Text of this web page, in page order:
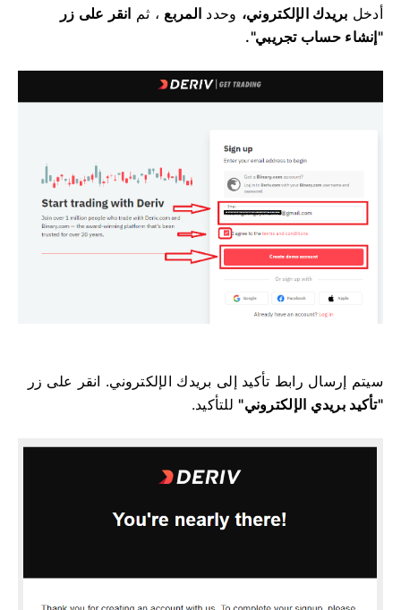
أدخل بريدك الإلكتروني، وحدد المربع ، ثم انقر على زر
"إنشاء حساب تجريبي".
سيتم إرسال رابط تأكيد إلى بريدك الإلكتروني. انقر على زر
"تأكيد بريدي الإلكتروني" للتأكيد.